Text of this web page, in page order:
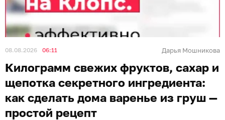
08.08.2026 06:11 Дарья Мошникова
Килограмм свежих фруктов, сахар и
щепотка секретного ингредиента:
как сделать дома варенье из груш —
простой рецепт